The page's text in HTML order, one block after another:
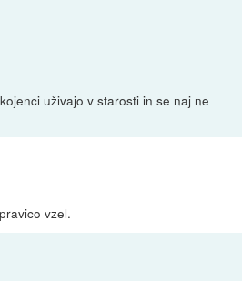
uživajo v starosti in se naj ne
vzel.